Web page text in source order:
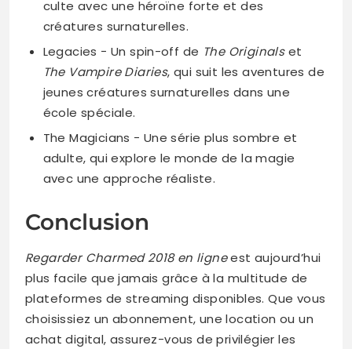
culte avec une héroïne forte et des
créatures surnaturelles.
Legacies − Un spin-off de The Originalset
The Vampire Diaries, qui suit les aventures de
jeunes créatures surnaturelles dans une
école spéciale.
The Magicians − Une série plus sombre et
adulte, qui explore le monde de la magie
avec une approche réaliste.
Conclusion
Regarder Charmed 2018 en ligneest aujourd’hui
plus facile que jamais grâce à la multitude de
plateformes de streaming disponibles. Que vous
choisissiez un abonnement, une location ou un
achat digital, assurez-vous de privilégier les